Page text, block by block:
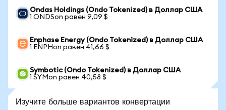
Ondas Holdings (Ondo Tokenized) в Доллар США
1 ONDSon равен 9,09 $
Enphase Energy (Ondo Tokenized) в Доллар США
1 ENPHon равен 41,66 $
Symbotic (Ondo Tokenized) в Доллар США
1 SYMon равен 40,58 $
Изучите больше вариантов конвертации